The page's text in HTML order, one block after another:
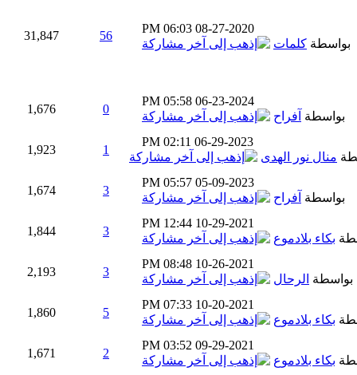
08-27-2020
06:03 PM
بواسطة كلمات
56
31,847
06-23-2024
05:58 PM
بواسطة آفراح
0
1,676
06-29-2023
02:11 PM
منال نور الهدى
1
1,923
05-09-2023
05:57 PM
بواسطة آفراح
3
1,674
10-29-2021
12:44 PM
بكاء بلادموع
3
1,844
10-26-2021
08:48 PM
بواسطة الرحال
3
2,193
10-20-2021
07:33 PM
بكاء بلادموع
5
1,860
09-29-2021
03:52 PM
بكاء بلادموع
2
1,671